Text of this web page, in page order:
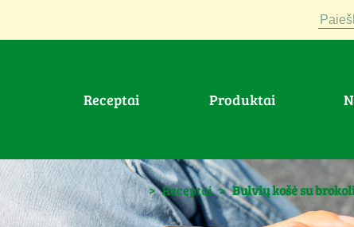
Receptai Produktai
> Receptai > Bulvių košė su